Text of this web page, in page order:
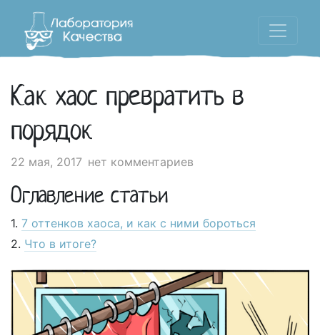
Как хаос превратить в
порядок
22 мая, 2017 нет комментариев
Оглавление статьи
7 оттенков хаоса, и как с ними бороться
Что в итоге?